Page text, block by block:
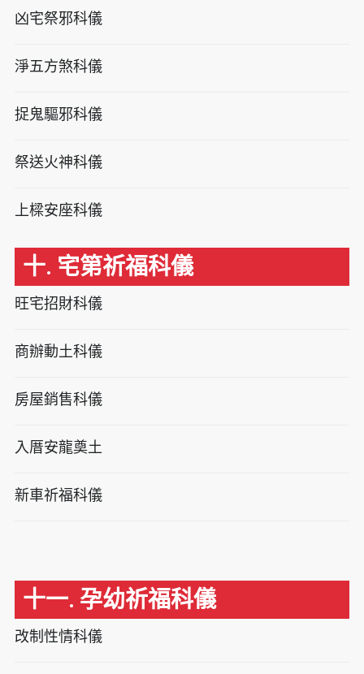
凶宅祭邪科儀
淨五方煞科儀
捉鬼驅邪科儀
祭送火神科儀
上樑安座科儀
十. 宅第祈福科儀
旺宅招財科儀
商辦動土科儀
房屋銷售科儀
入厝安龍奠土
新車祈福科儀
十一. 孕幼祈福科儀
改制性情科儀